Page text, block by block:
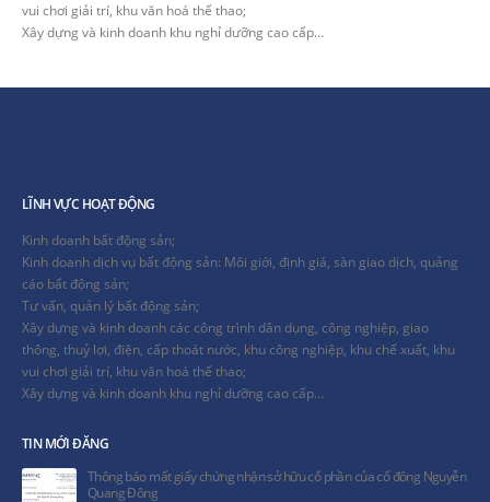
vui chơi giải trí, khu văn hoá thể thao;
Xây dựng và kinh doanh khu nghỉ dưỡng cao cấp…
LĨNH VỰC HOẠT ĐỘNG
Kinh doanh bất động sản;
Kinh doanh dịch vụ bất động sản: Môi giới, định giá, sàn giao dịch, quảng
cáo bất động sản;
Tư vấn, quản lý bất động sản;
Xây dựng và kinh doanh các công trình dân dụng, công nghiệp, giao
thông, thuỷ lợi, điện, cấp thoát nước, khu công nghiệp, khu chế xuất, khu
vui chơi giải trí, khu văn hoá thể thao;
Xây dựng và kinh doanh khu nghỉ dưỡng cao cấp…
TIN MỚI ĐĂNG
Thông báo mất giấy chứng nhận sở hữu cổ phần của cổ đông Nguyễn
Quang Đông